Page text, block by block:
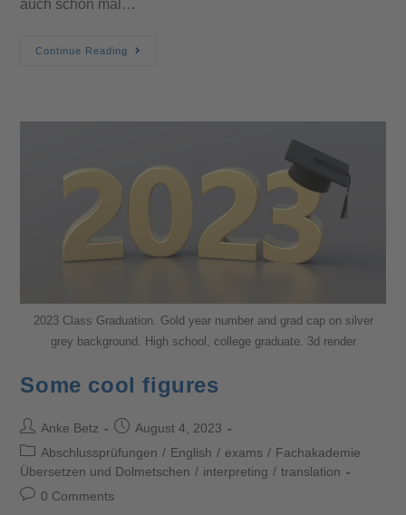
auch schon mal…
Continue Reading
2023 Class Graduation. Gold year number and grad cap on silver
grey background. High school, college graduate. 3d render
Some cool figures
Anke Betz
August 4, 2023
Abschlussprüfungen / English / exams / Fachakademie
Übersetzen und Dolmetschen / interpreting / translation
0 Comments